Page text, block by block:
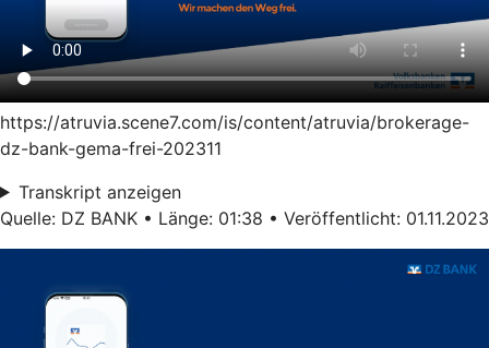
https://atruvia.scene7.com/is/content/atruvia/brokerage-
dz-bank-gema-frei-202311
Transkript anzeigen
Quelle: DZ BANK • Länge: 01:38 • Veröffentlicht: 01.11.2023